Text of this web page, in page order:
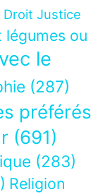
Droit Justice
légumes ou
le
(287)
préférés
(691)
(283)
Religion